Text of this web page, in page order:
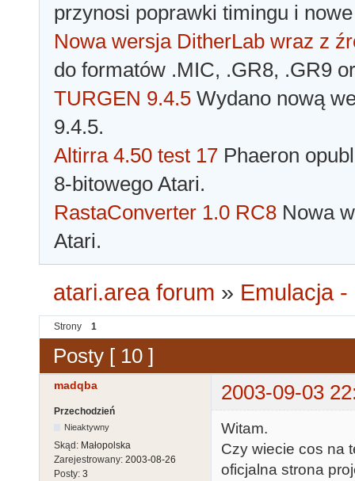
przynosi poprawki timingu i
Nowa wersja DitherLab wraz z
do formatów .MIC, .GR8, .GR9
TURGEN 9.4.5 Wydano nową
9.4.5.
Altirra 4.50 test 17 Phaeron
8-bitowego Atari.
RastaConverter 1.0 RC8 Nowa
Atari.
atari.area forum » Emulacja -
Strony 1
Posty [ 10 ]
madqba 2003-09-03
Przechodzień
Nieaktywny
Skąd: Małopolska
Zarejestrowany: 2003-08-26
Posty: 3
Witam.
Czy wiecie cos na
oficjalna strona